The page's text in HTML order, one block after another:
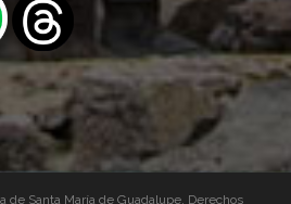
de Santa María de Guadalupe, Derechos